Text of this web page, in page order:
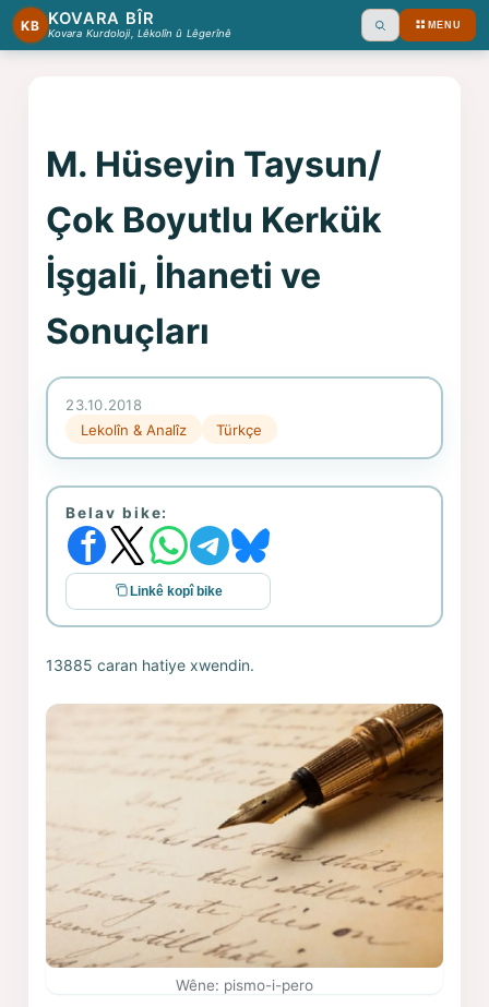
KB KOVARA BÎR
Kovara Kurdoloji, Lêkolîn û Lêgerînê Ara MENU
M. Hüseyin Taysun/
Çok Boyutlu Kerkük
İşgali, İhaneti ve
Sonuçları
23.10.2018
Lekolîn & Analîz
Türkçe
Belav bike:
Linkê kopî bike
13885 caran hatiye xwendin.
Wêne: pismo-i-pero